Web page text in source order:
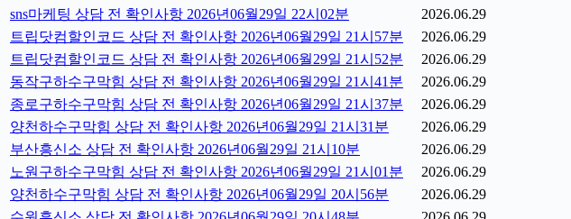
sns마케팅 상담 전 확인사항 2026년06월29일 22시02분
2026.06.29
트립닷컴할인코드 상담 전 확인사항 2026년06월29일 21시57분
2026.06.29
트립닷컴할인코드 상담 전 확인사항 2026년06월29일 21시52분
2026.06.29
동작구하수구막힘 상담 전 확인사항 2026년06월29일 21시41분
2026.06.29
종로구하수구막힘 상담 전 확인사항 2026년06월29일 21시37분
2026.06.29
양천하수구막힘 상담 전 확인사항 2026년06월29일 21시31분
2026.06.29
부산흥신소 상담 전 확인사항 2026년06월29일 21시10분
2026.06.29
노원구하수구막힘 상담 전 확인사항 2026년06월29일 21시01분
2026.06.29
양천하수구막힘 상담 전 확인사항 2026년06월29일 20시56분
2026.06.29